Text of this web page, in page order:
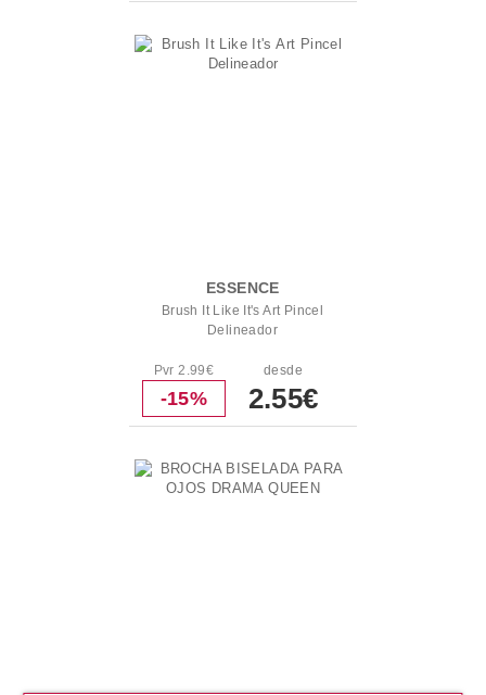
ESSENCE
Brush It Like It's Art Pincel
Delineador
Pvr 2.99€
-15%
desde
2.55€